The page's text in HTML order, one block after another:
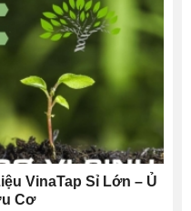
VinaTap Sỉ Lớn – Ủ
Cơ